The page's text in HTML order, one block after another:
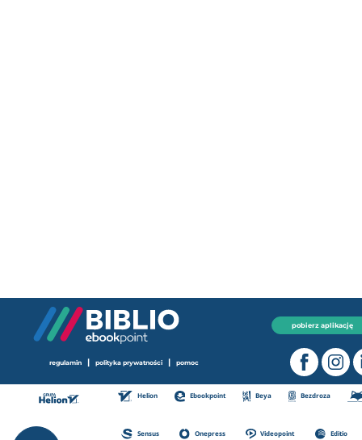
pobierz aplikację
regulamin | polityka prywatności | pomoc
Helion Ebookpoint Beya Bezdroza
Sensus Onepress Videopoint Editio